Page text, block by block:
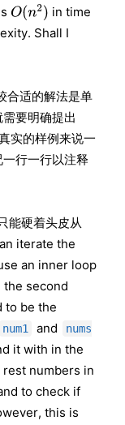
in time
Shall I
合适的解法是单
要明确提出
实的样例来说一
行一行以注释
能硬着头皮从
iterate the
an inner loop
second
to be the
num1 and
nums
it with in the
numbers in
to check if
this is